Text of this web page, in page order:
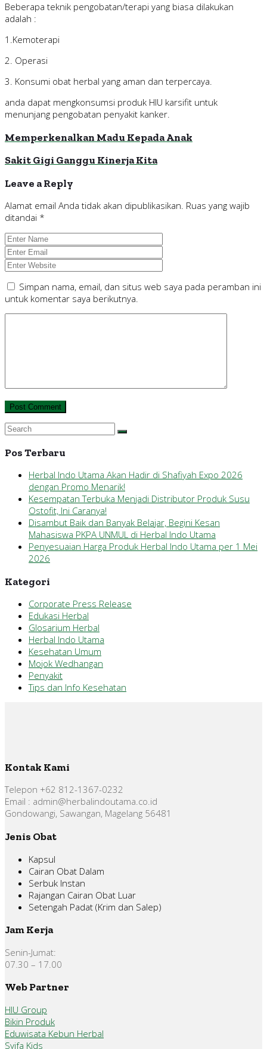
Beberapa teknik pengobatan/terapi yang biasa dilakukan
adalah :
1.Kemoterapi
2. Operasi
3. Konsumi obat herbal yang aman dan terpercaya.
anda dapat mengkonsumsi produk HIU karsifit untuk
menunjang pengobatan penyakit kanker.
Memperkenalkan Madu Kepada Anak
Sakit Gigi Ganggu Kinerja Kita
Leave a Reply
Alamat email Anda tidak akan dipublikasikan. Ruas yang wajib
ditandai *
Simpan nama, email, dan situs web saya pada peramban ini
untuk komentar saya berikutnya.
Pos Terbaru
Herbal Indo Utama Akan Hadir di Shafiyah Expo 2026
dengan Promo Menarik!
Kesempatan Terbuka Menjadi Distributor Produk Susu
Ostofit, Ini Caranya!
Disambut Baik dan Banyak Belajar, Begini Kesan
Mahasiswa PKPA UNMUL di Herbal Indo Utama
Penyesuaian Harga Produk Herbal Indo Utama per 1 Mei
2026
Kategori
Corporate Press Release
Edukasi Herbal
Glosarium Herbal
Herbal Indo Utama
Kesehatan Umum
Mojok Wedhangan
Penyakit
Tips dan Info Kesehatan
Kontak Kami
Telepon +62 812-1367-0232
Email : admin@herbalindoutama.co.id
Gondowangi, Sawangan, Magelang 56481
Jenis Obat
Kapsul
Cairan Obat Dalam
Serbuk Instan
Rajangan Cairan Obat Luar
Setengah Padat (Krim dan Salep)
Jam Kerja
Senin-Jumat:
07.30 – 17.00
Web Partner
HIU Group
Bikin Produk
Eduwisata Kebun Herbal
Syifa Kids